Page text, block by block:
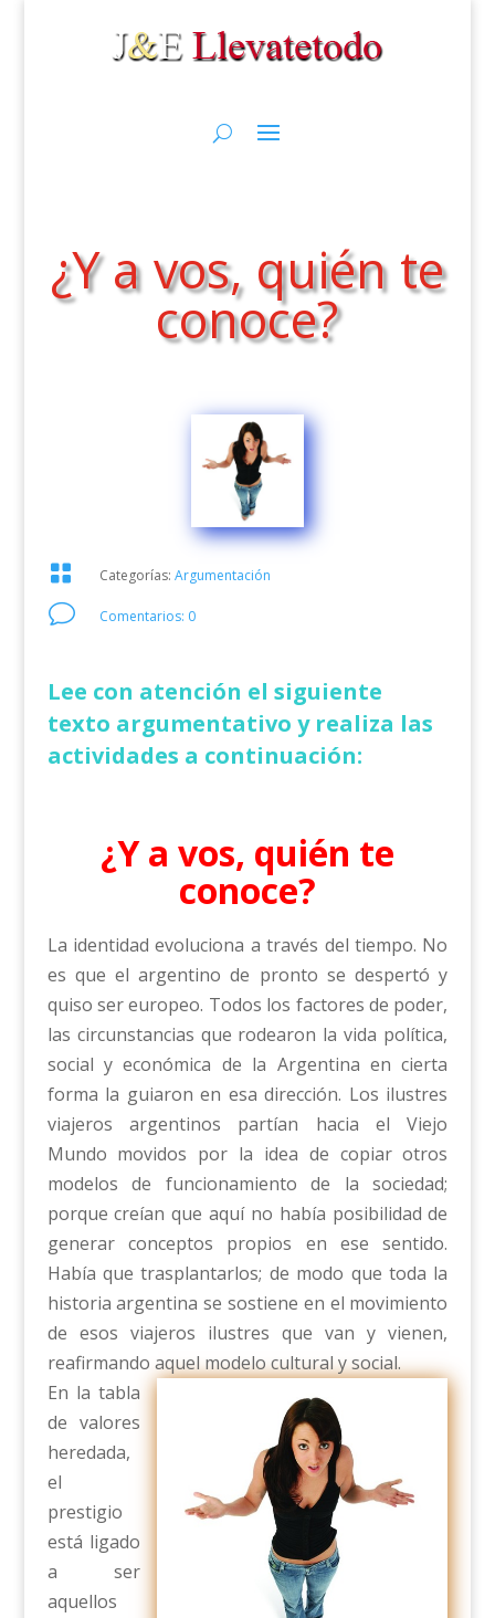
¿Y a vos, quién te
conoce?
 Categorías: Argumentación
v Comentarios: 0
Lee con atención el siguiente
texto argumentativo y realiza las
actividades a continuación:
¿Y a vos, quién te
conoce?
La identidad evoluciona a través del tiempo. No
es que el argentino de pronto se despertó y
quiso ser europeo. Todos los factores de poder,
las circunstancias que rodearon la vida política,
social y económica de la Argentina en cierta
forma la guiaron en esa dirección. Los ilustres
viajeros argentinos partían hacia el Viejo
Mundo movidos por la idea de copiar otros
modelos de funcionamiento de la sociedad;
porque creían que aquí no había posibilidad de
generar conceptos propios en ese sentido.
Había que trasplantarlos; de modo que toda la
historia argentina se sostiene en el movimiento
de esos viajeros ilustres que van y vienen,
reafirmando aquel modelo cultural y social.
En la tabla
de valores
heredada,
el
prestigio
está ligado
a ser
aquellos